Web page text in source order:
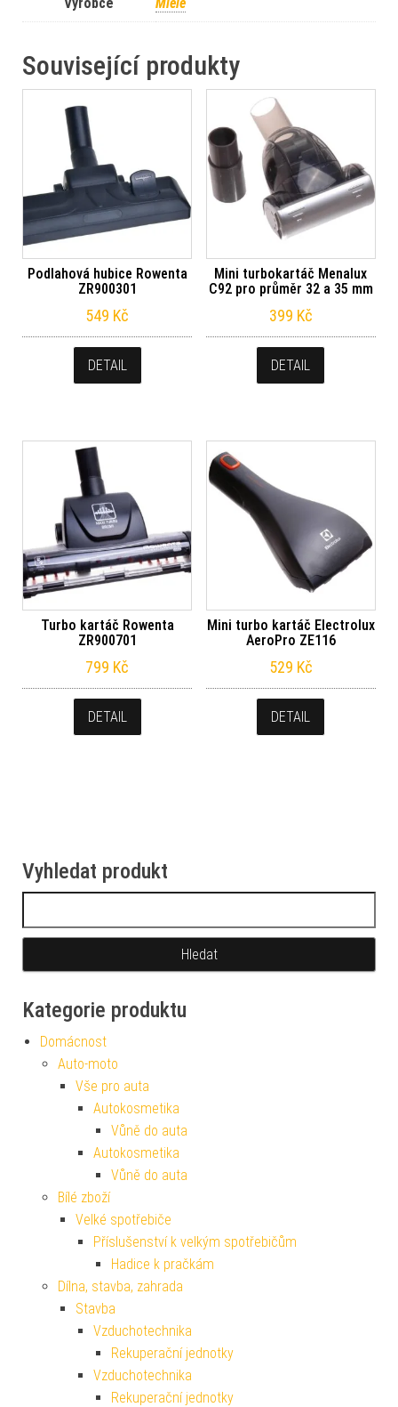
Související produkty
Podlahová hubice Rowenta
ZR900301
549 Kč
DETAIL
Mini turbokartáč Menalux
C92 pro průměr 32 a 35 mm
399 Kč
DETAIL
Turbo kartáč Rowenta
ZR900701
799 Kč
DETAIL
Mini turbo kartáč Electrolux
AeroPro ZE116
529 Kč
DETAIL
Vyhledat produkt
Kategorie produktu
Domácnost
Auto-moto
Vše pro auta
Autokosmetika
Vůně do auta
Autokosmetika
Vůně do auta
Bílé zboží
Velké spotřebiče
Příslušenství k velkým spotřebičům
Hadice k pračkám
Dílna, stavba, zahrada
Stavba
Vzduchotechnika
Rekuperační jednotky
Vzduchotechnika
Rekuperační jednotky